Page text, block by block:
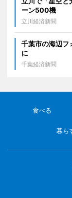
ーン500機
立川経済新聞
千葉市の海辺
に
千葉経済新聞
食べる
暮ら